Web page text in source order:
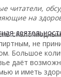
читатели,
на
стало
не
Большое
даёт
и иметь